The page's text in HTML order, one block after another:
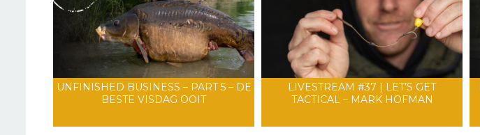
UNFINISHED BUSINESS – PART 5 – DE
BESTE VISDAG OOIT
LIVESTREAM #37 | LET’S GET
TACTICAL – MARK HOFMAN